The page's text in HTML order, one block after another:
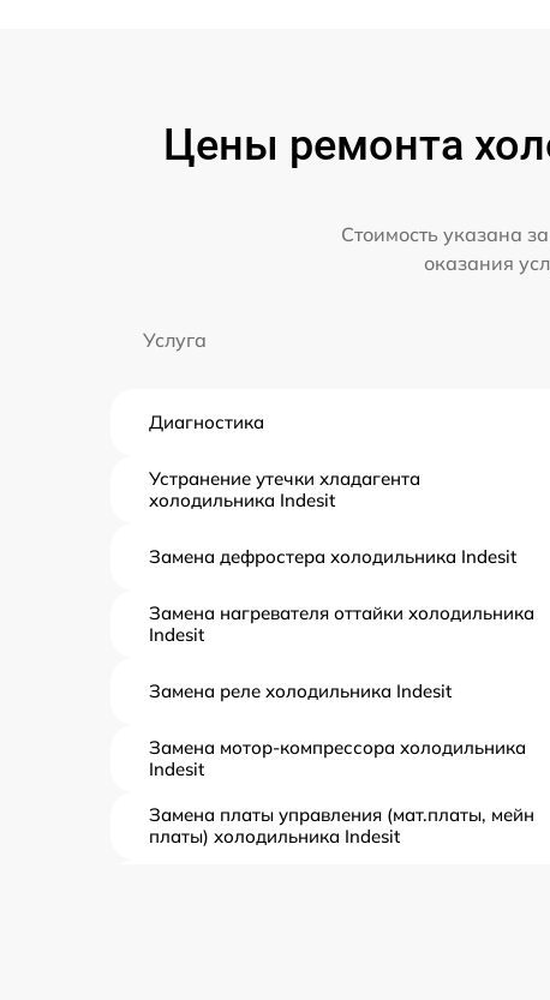
Цены ремонта
Стоимость указана
оказания
Услуга
Диагностика
Устранение утечки хладагента
холодильника Indesit
Замена дефростера холодильника Indesit
Замена нагревателя оттайки холодильника
Indesit
Замена реле холодильника Indesit
Замена мотор-компрессора холодильника
Indesit
Замена платы управления (мат.платы, мейн
платы) холодильника Indesit